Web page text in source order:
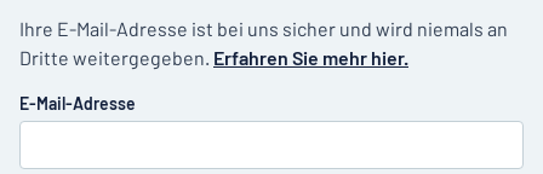
Ihre E-Mail-Adresse ist bei uns sicher und wird niemals an
Dritte weitergegeben. Erfahren Sie mehr hier.
E-Mail-Adresse